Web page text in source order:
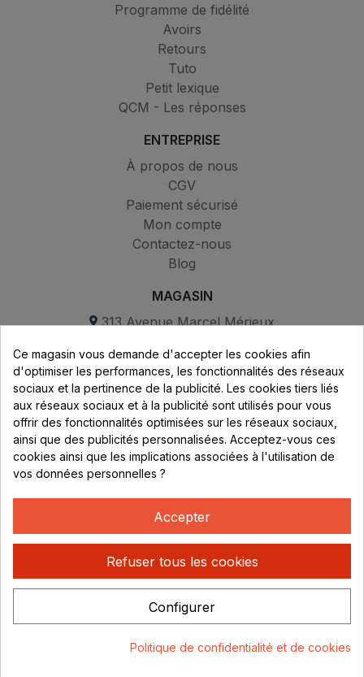
Programme de fidélité
Avoirs
Retours
Tuto
Petit lexique
QCM - Les réponses
ENTREPRISE
À propos de nous
CGV
Paiement sécurisé
Mon compte
Contactez-nous
Blog
MAGASIN
313 Avenue Marcel Mérieux
69530 Brignais
Lundi au vendredi :
8h - 16h
uniquement sur Rendez-vous
CONTACT
04 78 37 00 68
contact@rhonephilatelie.fr
Un site conçu par :
Ce magasin vous demande d'accepter les cookies afin
d'optimiser les performances, les fonctionnalités des réseaux
sociaux et la pertinence de la publicité. Les cookies tiers liés
aux réseaux sociaux et à la publicité sont utilisés pour vous
offrir des fonctionnalités optimisées sur les réseaux sociaux,
ainsi que des publicités personnalisées. Acceptez-vous ces
cookies ainsi que les implications associées à l'utilisation de
vos données personnelles ?
Accepter
Refuser tous les cookies
Configurer
Politique de confidentialité et de cookies